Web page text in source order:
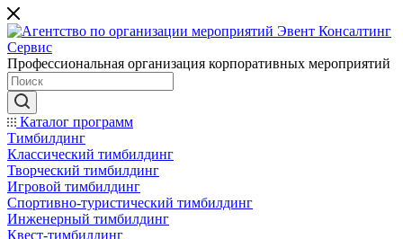
Профессиональная организация корпоративных мероприятий
Каталог программ
Тимбилдинг
Классический тимбилдинг
Творческий тимбилдинг
Игровой тимбилдинг
Спортивно-туристический тимбилдинг
Инженерный тимбилдинг
Квест-тимбилдинг